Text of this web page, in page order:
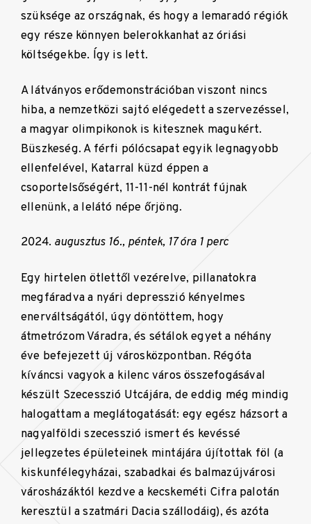
szüksége az országnak, és hogy a lemaradó régiók
egy része könnyen belerokkanhat az óriási
költségekbe. Így is lett.
A látványos erődemonstrációban viszont nincs
hiba, a nemzetközi sajtó elégedett a szervezéssel,
a magyar olimpikonok is kitesznek magukért.
Büszkeség. A férfi pólócsapat egyik legnagyobb
ellenfelével, Katarral küzd éppen a
csoportelsőségért, 11-11-nél kontrát fújnak
ellenünk, a lelátó népe őrjöng.
augusztus 16., péntek, 17 óra 1 perc
Egy hirtelen ötlettől vezérelve, pillanatokra
megfáradva a nyári depresszió kényelmes
enerváltságától, úgy döntöttem, hogy
átmetrózom Váradra, és sétálok egyet a néhány
éve befejezett új városközpontban. Régóta
kíváncsi vagyok a kilenc város összefogásával
készült Szecesszió Utcájára, de eddig még mindig
halogattam a meglátogatását: egy egész házsort a
nagyalföldi szecesszió ismert és kevéssé
jellegzetes épületeinek mintájára újítottak föl (a
kiskunfélegyházai, szabadkai és balmazújvárosi
városházáktól kezdve a kecskeméti Cifra palotán
keresztül a szatmári Dacia szállodáig), és azóta